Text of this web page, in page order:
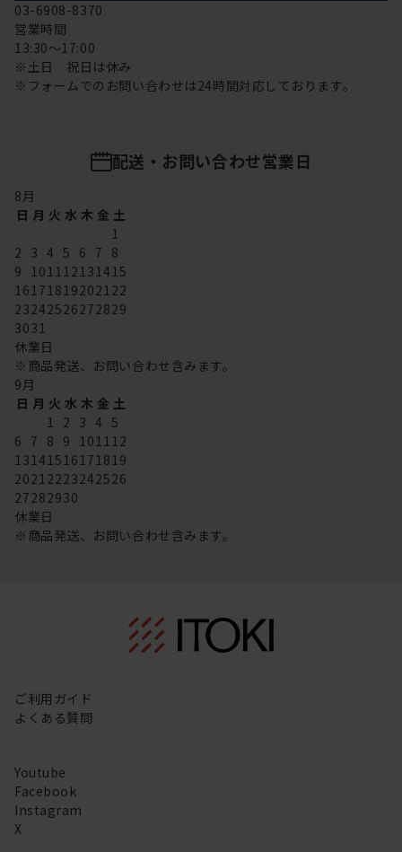
03-6908-8370
営業時間
13:30～17:00
※土日 祝日は休み
※フォームでのお問い合わせは24時間対応しております。
配送・お問い合わせ営業日
8月
日 月 火 水 木 金 土
1
2 3 4 5 6 7 8
9 101112131415
16171819202122
23242526272829
3031
休業日
※商品発送、お問い合わせ含みます。
9月
日 月 火 水 木 金 土
1 2 3 4 5
6 7 8 9 101112
13141516171819
20212223242526
27282930
休業日
※商品発送、お問い合わせ含みます。
ご利用ガイド
よくある質問
Youtube
Facebook
Instagram
X